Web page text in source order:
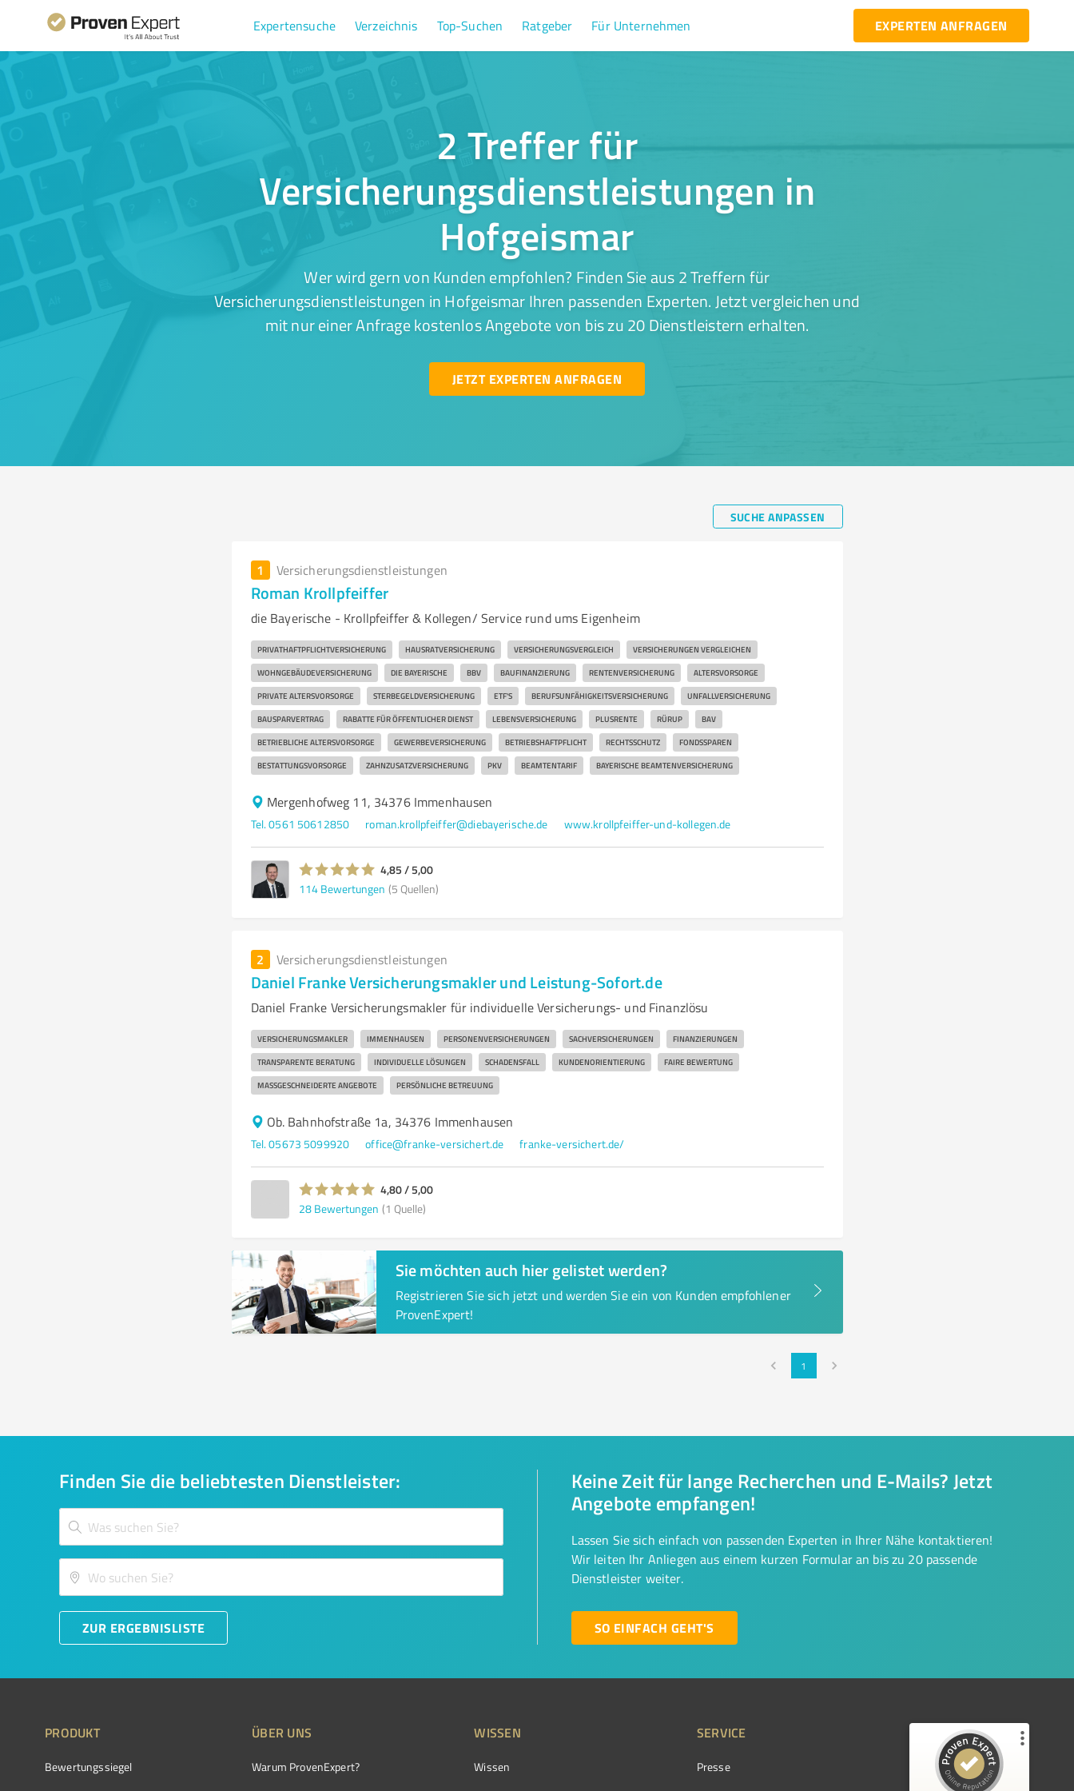
Expertensuche Verzeichnis Top-Suchen Ratgeber Für Unternehmen EXPERTEN ANFRAGEN
2 Treffer für
Versicherungsdienstleistungen in
Hofgeismar
Wer wird gern von Kunden empfohlen? Finden Sie aus 2 Treffern für
Versicherungsdienstleistungen in Hofgeismar Ihren passenden Experten. Jetzt vergleichen und
mit nur einer Anfrage kostenlos Angebote von bis zu 20 Dienstleistern erhalten.
JETZT EXPERTEN ANFRAGEN
SUCHE ANPASSEN
1 Versicherungsdienstleistungen
Roman Krollpfeiffer
die Bayerische - Krollpfeiffer & Kollegen/ Service rund ums Eigenheim
PRIVATHAFTPFLICHTVERSICHERUNG HAUSRATVERSICHERUNG VERSICHERUNGSVERGLEICH VERSICHERUNGEN VERGLEICHEN
WOHNGEBÄUDEVERSICHERUNG DIE BAYERISCHE BBV BAUFINANZIERUNG RENTENVERSICHERUNG ALTERSVORSORGE
PRIVATE ALTERSVORSORGE STERBEGELDVERSICHERUNG ETF'S BERUFSUNFÄHIGKEITSVERSICHERUNG UNFALLVERSICHERUNG
BAUSPARVERTRAG RABATTE FÜR ÖFFENTLICHER DIENST LEBENSVERSICHERUNG PLUSRENTE RÜRUP BAV
BETRIEBLICHE ALTERSVORSORGE GEWERBEVERSICHERUNG BETRIEBSHAFTPFLICHT RECHTSSCHUTZ FONDSSPAREN
BESTATTUNGSVORSORGE ZAHNZUSATZVERSICHERUNG PKV BEAMTENTARIF BAYERISCHE BEAMTENVERSICHERUNG
Mergenhofweg 11, 34376 Immenhausen
Tel. 0561 50612850 roman.krollpfeiffer@diebayerische.de www.krollpfeiffer-und-kollegen.de
4,85 / 5,00
114 Bewertungen (5 Quellen)
2 Versicherungsdienstleistungen
Daniel Franke Versicherungsmakler und Leistung-Sofort.de
Daniel Franke Versicherungsmakler für individuelle Versicherungs- und Finanzlösu
VERSICHERUNGSMAKLER IMMENHAUSEN PERSONENVERSICHERUNGEN SACHVERSICHERUNGEN FINANZIERUNGEN
TRANSPARENTE BERATUNG INDIVIDUELLE LÖSUNGEN SCHADENSFALL KUNDENORIENTIERUNG FAIRE BEWERTUNG
MASSGESCHNEIDERTE ANGEBOTE PERSÖNLICHE BETREUUNG
Ob. Bahnhofstraße 1a, 34376 Immenhausen
Tel. 05673 5099920 office@franke-versichert.de franke-versichert.de/
4,80 / 5,00
28 Bewertungen (1 Quelle)
Sie möchten auch hier gelistet werden?
Registrieren Sie sich jetzt und werden Sie ein von Kunden empfohlener
ProvenExpert!
1
Finden Sie die beliebtesten Dienstleister:
ZUR ERGEBNISLISTE
Keine Zeit für lange Recherchen und E-Mails? Jetzt
Angebote empfangen!
Lassen Sie sich einfach von passenden Experten in Ihrer Nähe kontaktieren!
Wir leiten Ihr Anliegen aus einem kurzen Formular an bis zu 20 passende
Dienstleister weiter.
SO EINFACH GEHT'S
PRODUKT
Bewertungssiegel
ÜBER UNS
Warum ProvenExpert?
WISSEN
Wissen
SERVICE
Presse
Kundenbewertungen und Erfahrungen zu
ProvenExpert.com